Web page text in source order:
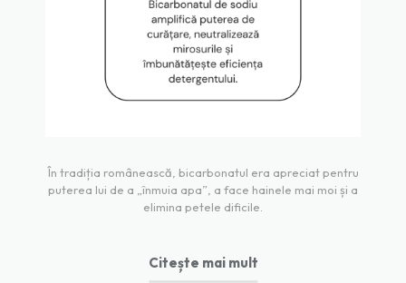
În tradiția românească, bicarbonatul era apreciat pentru
puterea lui de a „înmuia apa”, a face hainele mai moi și a
elimina petele dificile.
Citește mai mult